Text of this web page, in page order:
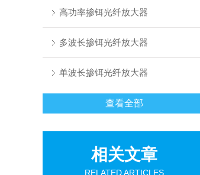
高功率掺铒光纤放大器
多波长掺铒光纤放大器
单波长掺铒光纤放大器
查看全部
相关文章
RELATED ARTICLES